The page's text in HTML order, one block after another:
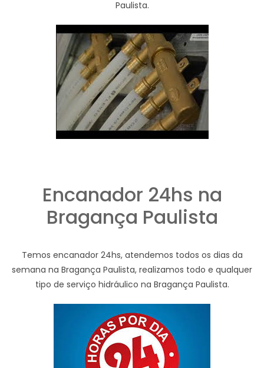
Paulista.
Encanador 24hs na
Bragança Paulista
Temos encanador 24hs, atendemos todos os dias da
semana na Bragança Paulista, realizamos todo e qualquer
tipo de serviço hidráulico na Bragança Paulista.